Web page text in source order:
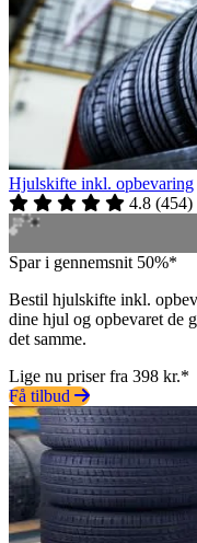
Hjulskifte inkl. opbevaring
4.8 (454)
Spar i gennemsnit 50%*
Bestil hjulskifte inkl.
dine hjul og opbevaret de
det samme.
Lige nu priser fra 398 kr.*
Få tilbud